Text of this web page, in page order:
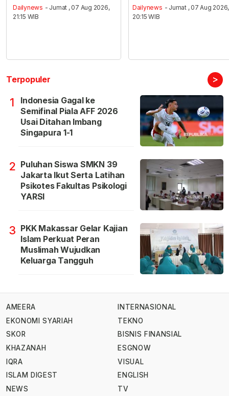
Dailynews - Jumat , 07 Aug 2026,
21:15 WIB
Dailynews - Jumat , 07 Aug 2026,
20:15 WIB
Terpopuler >
1
Indonesia Gagal ke
Semifinal Piala AFF 2026
Usai Ditahan Imbang
Singapura 1-1
2 Puluhan Siswa SMKN 39
Jakarta Ikut Serta Latihan
Psikotes Fakultas Psikologi
YARSI
3 PKK Makassar Gelar Kajian
Islam Perkuat Peran
Muslimah Wujudkan
Keluarga Tangguh
AMEERA
EKONOMI SYARIAH
SKOR
KHAZANAH
IQRA
ISLAM DIGEST
NEWS
INTERNASIONAL
TEKNO
BISNIS FINANSIAL
ESGNOW
VISUAL
ENGLISH
TV